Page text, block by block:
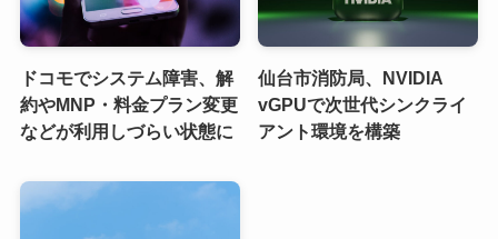
ドコモでシステム障害、解
約やMNP・料金プラン変更
などが利用しづらい状態に
仙台市消防局、NVIDIA
vGPUで次世代シンクライ
アント環境を構築